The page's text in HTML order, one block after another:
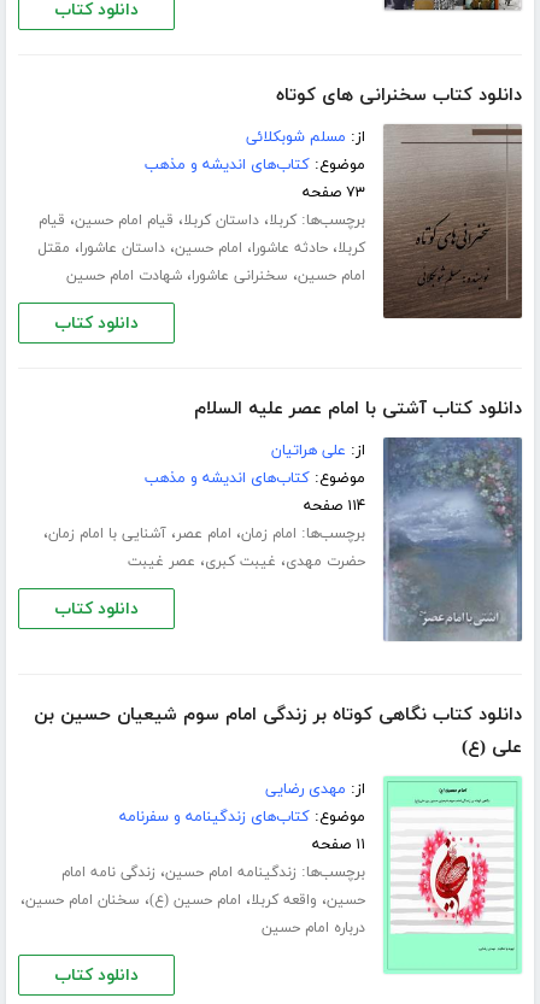
دانلود کتاب
دانلود کتاب سخنرانی های کوتاه
از: مسلم شوبکلائی
موضوع:کتاب‌های اندیشه و مذهب
۷۳ صفحه
برچسب‌ها:کربلا،داستان کربلا، قیام امام حسین، قیام
کربلا،حادثه عاشورا، امام حسین،داستان عاشورا، مقتل
امام حسین، سخنرانی عاشورا،شهادت امام حسین
دانلود کتاب
دانلود کتاب آشتی با امام عصر علیه السلام
از: علی هراتیان
موضوع:کتاب‌های اندیشه و مذهب
۱۱۴ صفحه
برچسب‌ها: امام زمان، امام عصر،آشنایی با امام زمان،
حضرت مهدی، غیبت کبری، عصر غیبت
دانلود کتاب
دانلود کتاب نگاهی کوتاه بر زندگی امام سوم شیعیان حسین بن
علی (ع)
از: مهدی رضایی
موضوع:کتاب‌های زندگینامه و سفرنامه
۱۱ صفحه
برچسب‌ها: زندگینامه امام حسین، زندگی نامه امام
حسین، واقعه کربلا، امام حسین (ع)، سخنان امام حسین،
درباره امام حسین
دانلود کتاب